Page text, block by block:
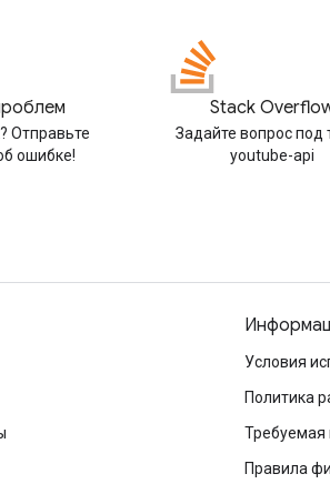
Отправьте
ошибке!
Stack
Задайте вопрос под
youtube-api
Условия
Политика
Требуемая
Правила